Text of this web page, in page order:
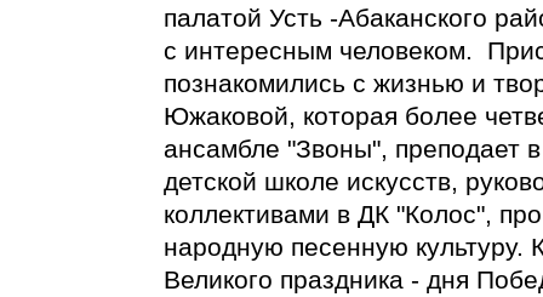
палатой Усть -Абаканского
с интересным человеком.
познакомились с жизнью и
Южаковой, которая более
ансамбле "Звоны", преподает
детской школе искусств,
коллективами в ДК "Колос",
народную песенную культуру.
Великого праздника - дня